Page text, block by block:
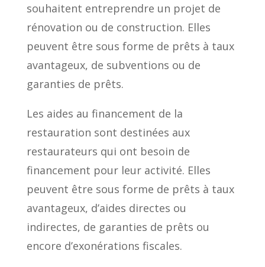
souhaitent entreprendre un projet de
rénovation ou de construction. Elles
peuvent être sous forme de prêts à taux
avantageux, de subventions ou de
garanties de prêts.
Les aides au financement de la
restauration sont destinées aux
restaurateurs qui ont besoin de
financement pour leur activité. Elles
peuvent être sous forme de prêts à taux
avantageux, d’aides directes ou
indirectes, de garanties de prêts ou
encore d’exonérations fiscales.